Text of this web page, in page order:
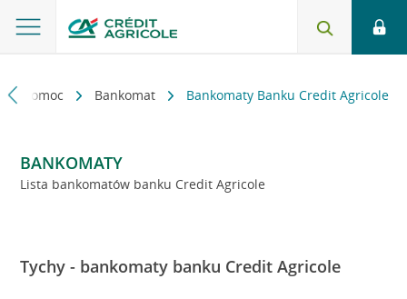
i pomoc Bankomat Bankomaty Banku Credit Agricole
BANKOMATY
Lista bankomatów banku Credit Agricole
Tychy - bankomaty banku Credit Agricole